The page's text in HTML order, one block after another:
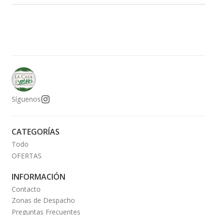
Síguenos
CATEGORÍAS
Todo
OFERTAS
INFORMACIÓN
Contacto
Zonas de Despacho
Preguntas Frecuentes